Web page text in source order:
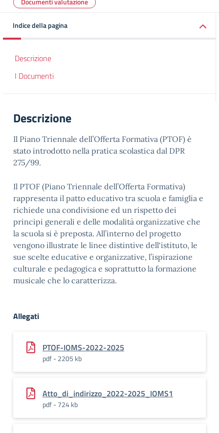
Indice della pagina
Descrizione
I Documenti
Descrizione
Il Piano Triennale dell’Offerta Formativa (PTOF) è
stato introdotto nella pratica scolastica dal DPR
275/99.
Il PTOF (Piano Triennale dell’Offerta Formativa)
rappresenta il patto educativo tra scuola e famiglia e
richiede una condivisione ed un rispetto dei
principi generali e delle modalità organizzative che
la scuola si è preposta. All’interno del progetto
vengono illustrate le linee distintive dell‘istituto, le
sue scelte educative e organizzative, l’ispirazione
culturale e pedagogica e soprattutto la formazione
musicale che lo caratterizza.
Allegati
PTOF-IOMS-2022-2025
pdf - 2205 kb
Atto_di_indirizzo_2022-2025_IOMS1
pdf - 724 kb